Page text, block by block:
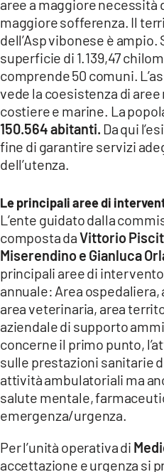
CATANZAROCHANNEL.IT
LACAPITALENEWS.IT
App
ANDROID
APPLE
aree a maggiore necessità
maggiore sofferenza. Il
dell’Asp vibonese è
superficie di 1.139,47
comprende 50 comuni.
vede la coesistenza di
costiere e marine. La
150.564 abitanti. Da qui
fine di garantire servizi
dell’utenza.
Le principali aree di
L’ente guidato dalla
composta daVittorio
Miserendino e Gianluca
principali aree di
annuale: Area
area veterinaria, area
aziendale di supporto
concerne il primo punto,
sulle prestazioni sanitarie
attività ambulatoriali ma
salute mentale,
emergenza/urgenza.
Per l’unità operativa di
accettazione e urgenza si